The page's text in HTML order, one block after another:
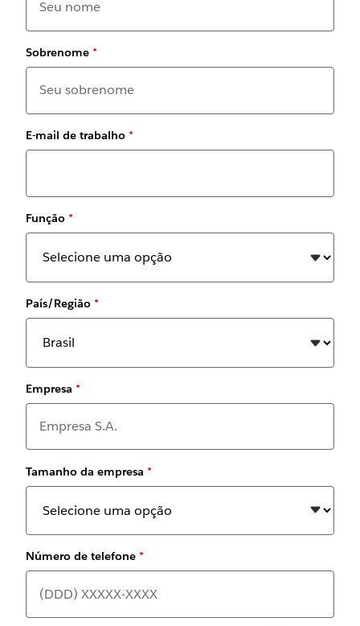
Sobrenome *
E-mail de trabalho *
Função *
País/Região *
Empresa *
Tamanho da empresa *
Número de telefone *